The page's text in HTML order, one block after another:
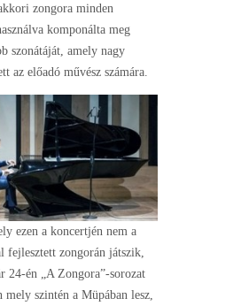
zongora minden
komponálta meg
szonátáját, amely nagy
az előadó művész számára.
ezen a koncertjén nem a
fejlesztett zongorán játszik,
24-én „A Zongora”-sorozat
mely szintén a Müpában lesz,